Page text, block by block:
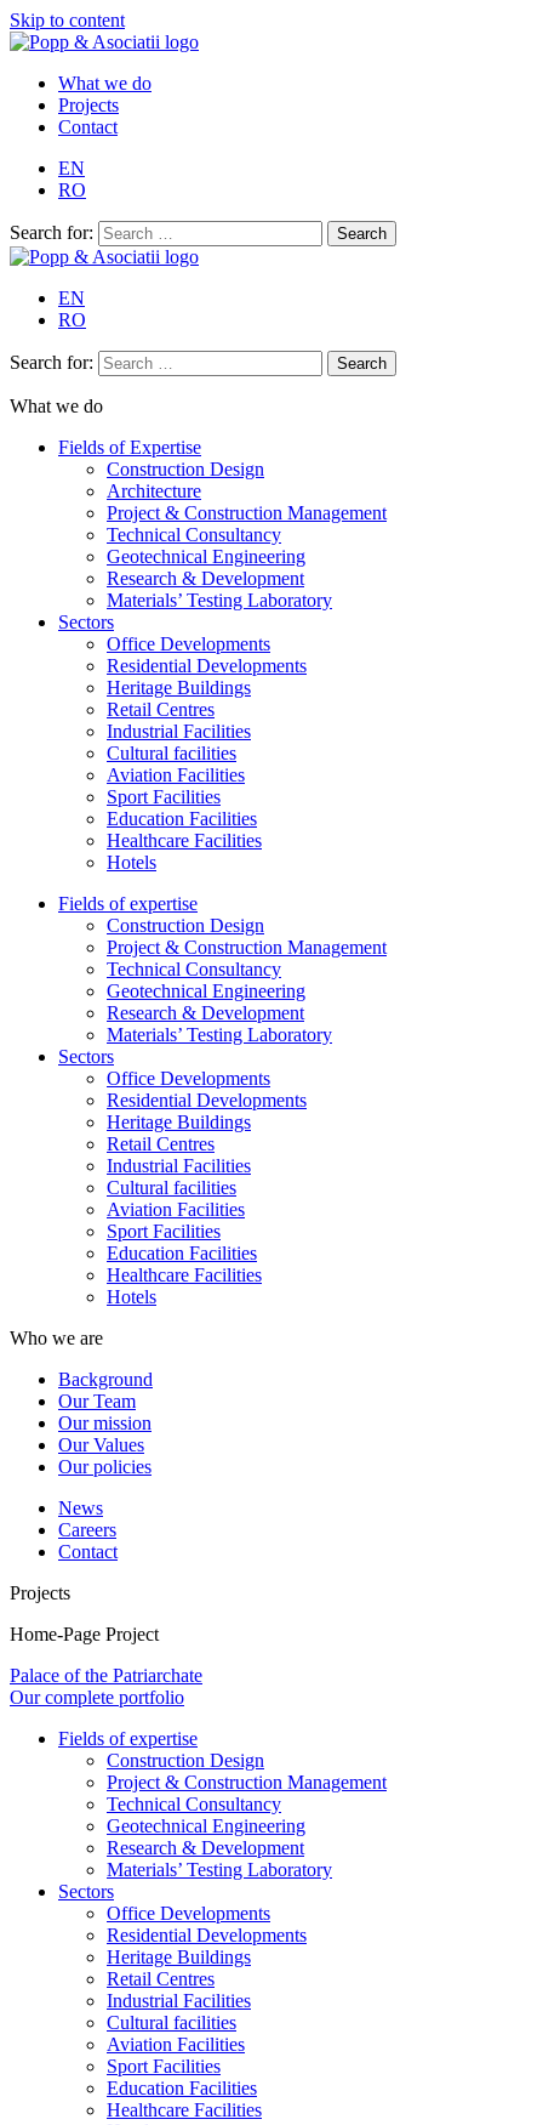
Skip to content
What we do
Projects
Contact
EN
RO
Search for:
EN
RO
Search for:
What we do
Fields of Expertise
Construction Design
Architecture
Project & Construction Management
Technical Consultancy
Geotechnical Engineering
Research & Development
Materials’ Testing Laboratory
Sectors
Office Developments
Residential Developments
Heritage Buildings
Retail Centres
Industrial Facilities
Cultural facilities
Aviation Facilities
Sport Facilities
Education Facilities
Healthcare Facilities
Hotels
Fields of expertise
Construction Design
Project & Construction Management
Technical Consultancy
Geotechnical Engineering
Research & Development
Materials’ Testing Laboratory
Sectors
Office Developments
Residential Developments
Heritage Buildings
Retail Centres
Industrial Facilities
Cultural facilities
Aviation Facilities
Sport Facilities
Education Facilities
Healthcare Facilities
Hotels
Who we are
Background
Our Team
Our mission
Our Values
Our policies
News
Careers
Contact
Projects
Home-Page Project
Palace of the Patriarchate
Our complete portfolio
Fields of expertise
Construction Design
Project & Construction Management
Technical Consultancy
Geotechnical Engineering
Research & Development
Materials’ Testing Laboratory
Sectors
Office Developments
Residential Developments
Heritage Buildings
Retail Centres
Industrial Facilities
Cultural facilities
Aviation Facilities
Sport Facilities
Education Facilities
Healthcare Facilities